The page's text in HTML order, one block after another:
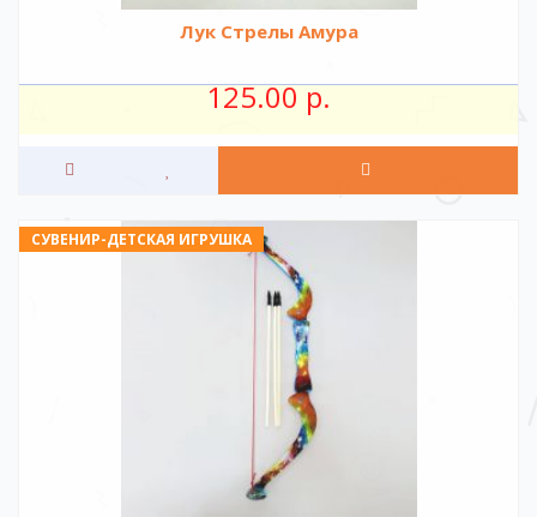
Лук Стрелы Амура
125.00 р.
СУВЕНИР-ДЕТСКАЯ ИГРУШКА